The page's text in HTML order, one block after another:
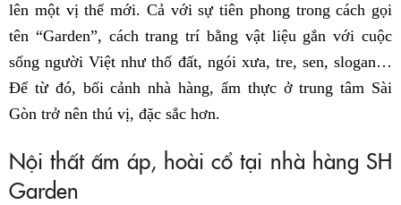
lên một vị thế mới. Cả với sự tiên phong trong cách gọi
tên “Garden”, cách trang trí bằng vật liệu gắn với cuộc
sống người Việt như thố đất, ngói xưa, tre, sen, slogan…
Để từ đó, bối cảnh nhà hàng, ẩm thực ở trung tâm Sài
Gòn trở nên thú vị, đặc sắc hơn.
Nội thất ấm áp, hoài cổ tại nhà hàng SH
Garden